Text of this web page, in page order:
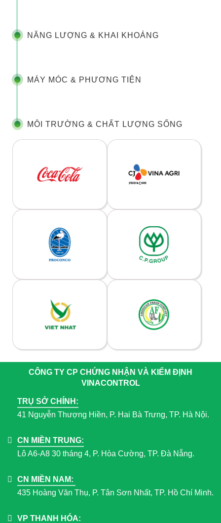
NĂNG LƯỢNG & KHAI KHOÁNG
MÁY MÓC & PHƯƠNG TIỆN
MÔI TRƯỜNG & CHẤT LƯỢNG SỐNG
CÔNG TY CP CHỨNG NHẬN VÀ KIỂM ĐỊNH
VINACONTROL
TRỤ SỞ CHÍNH:
41 Nguyễn Thượng Hiền, P. Hai Bà Trưng, TP. Hà Nội.
CN MIỀN TRUNG:
Lô A6-A8 30 tháng 4, P. Hòa Cường, TP. Đà Nẵng.
CN MIỀN NAM:
435 Hoàng Văn Thụ, P. Tân Sơn Nhất, TP. Hồ Chí Minh.
VP THANH HÓA: